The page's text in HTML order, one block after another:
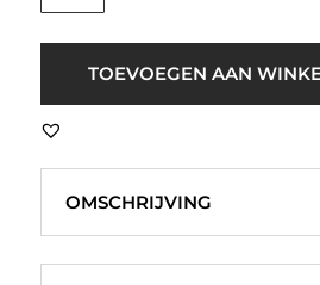
Denim
Top
aantal
TOEVOEGEN AAN
OMSCHRIJVING